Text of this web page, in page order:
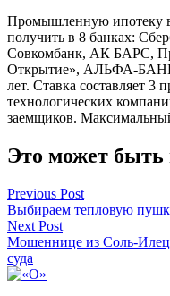
Промышленную ипотеку
получить в 8 банках:
Совкомбанк, АК БАРС,
Открытие», АЛЬФА-
лет. Ставка составляет 3
технологических
заемщиков.
Это может быть
Навигация
по
записям
Previous Post
Выбираем тепловую
Next Post
Мошеннице из Соль-
суда